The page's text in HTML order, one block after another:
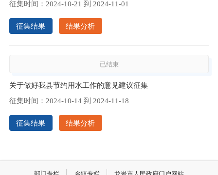
征集时间： 2024-10-21 到 2024-11-01
征集结果 结果分析
已结束
关于做好我县节约用水工作的意见建议征集
征集时间： 2024-10-14 到 2024-11-18
征集结果 结果分析